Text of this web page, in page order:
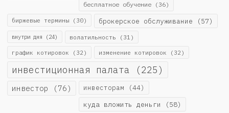
бесплатное обучение (36)
биржевые термины (30) брокерское обслуживание (57)
внутри дня (24) волатильность (31)
график котировок (32) изменение котировок (32)
инвестиционная палата (225)
инвестор (76) инвесторам (44)
куда вложить деньги (58)